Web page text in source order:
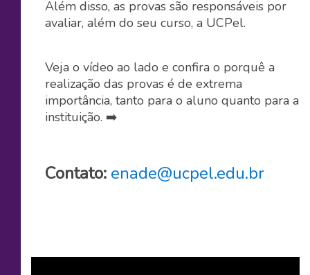
Além disso, as provas são responsáveis por
avaliar, além do seu curso, a UCPel.
Veja o vídeo ao lado e confira o porquê a
realização das provas é de extrema
importância, tanto para o aluno quanto para a
instituição. ➡️
Contato: enade@ucpel.edu.br